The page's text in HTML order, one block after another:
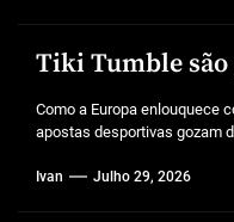
Tiki Tumble são
Como a Europa enlouquece
apostas desportivas gozam
Ivan Julho 29, 2026